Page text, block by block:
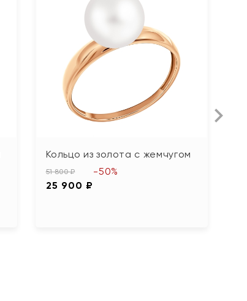
Кольцо из золота с жемчугом
51 800 ₽
25 900 ₽
-50%